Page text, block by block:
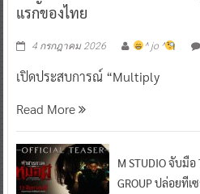
แรกของไทย
4 กรกฎาคม 2026 ^ jo ^
เปิดประสบการณ์ “Multiply
Read More
M STUDIO จับมือ
GROUP ปล่อยที